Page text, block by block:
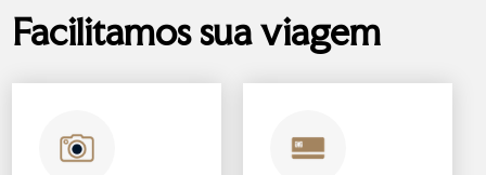
Facilitamos sua viagem